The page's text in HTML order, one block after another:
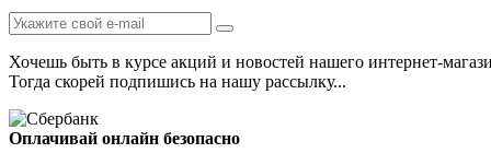
Хочешь быть в курсе акций и новостей нашего интернет-
Тогда скорей подпишись на нашу рассылку...
Оплачивай онлайн безопасно